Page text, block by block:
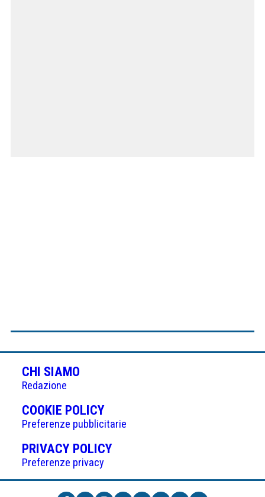
CHI SIAMO
Redazione
COOKIE POLICY(APRE
IN
UNA
NUOVA
Preferenze pubblicitarie
PRIVACY POLICY(APRE
UNA
NUOVA
Preferenze privacy